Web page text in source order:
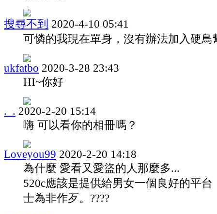
搜尋不到 2020-4-10 05:41
可憐的我現在單身，沒有辦法加入硬鳥
ukfatbo 2020-3-28 23:43
HI~你好
._. 2020-2-20 15:14
嗨 可以看你的相冊嗎？
Loveyou99 2020-2-20 14:18
為什麼 愛看又愛盜的人那麼多...
520c應該是提供給男女一個良好的平台
士為非作歹。????